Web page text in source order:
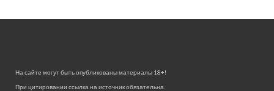
На сайте могут быть опубликованы материалы 18+!
При цитировании ссылка на источник обязательна.